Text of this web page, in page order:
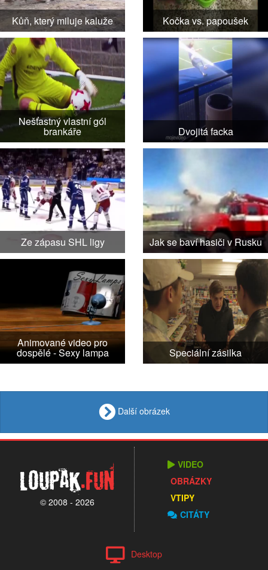
Kůň, který miluje kaluže Kočka vs. papoušek
Nešťastný vlastní gól
brankáře Dvojitá facka
Ze zápasu SHL ligy Jak se baví hasiči v Rusku
Animované video pro
dospělé - Sexy lampa Speciální zásilka
Další obrázek
Loupak.fun
© 2008 - 2026
VIDEO
OBRÁZKY
VTIPY
CITÁTY
Desktop